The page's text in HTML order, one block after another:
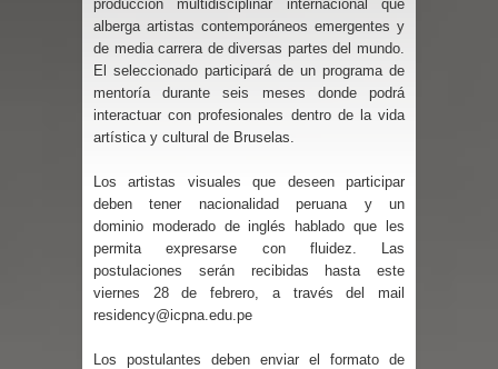
producción multidisciplinar internacional que
alberga artistas contemporáneos emergentes y
de media carrera de diversas partes del mundo.
El seleccionado participará de un programa de
mentoría durante seis meses donde podrá
interactuar con profesionales dentro de la vida
artística y cultural de Bruselas.
Los artistas visuales que deseen participar
deben tener nacionalidad peruana y un
dominio moderado de inglés hablado que les
permita expresarse con fluidez. Las
postulaciones serán recibidas hasta este
viernes 28 de febrero, a través del mail
residency@icpna.edu.pe
Los postulantes deben enviar el formato de